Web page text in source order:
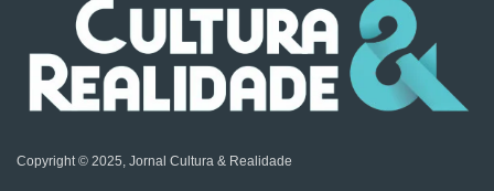
Copyright © 2025, Jornal Cultura & Realidade